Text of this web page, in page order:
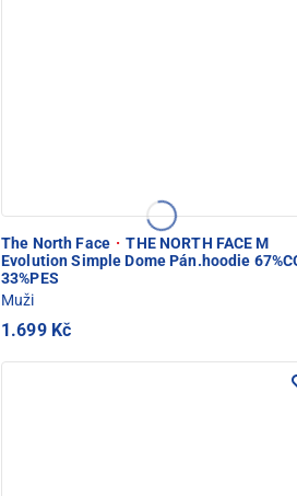
The North Face · THE NORTH FACE M
Evolution Simple Dome Pán.hoodie
33%PES
Muži
1.699 Kč